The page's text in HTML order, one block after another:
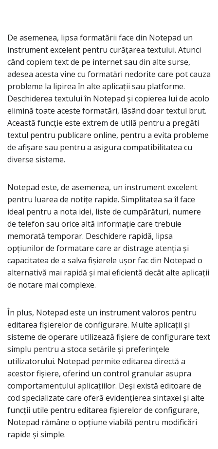
De asemenea, lipsa formatării face din Notepad un
instrument excelent pentru curățarea textului. Atunci
când copiem text de pe internet sau din alte surse,
adesea acesta vine cu formatări nedorite care pot cauza
probleme la lipirea în alte aplicații sau platforme.
Deschiderea textului în Notepad și copierea lui de acolo
elimină toate aceste formatări, lăsând doar textul brut.
Această funcție este extrem de utilă pentru a pregăti
textul pentru publicare online, pentru a evita probleme
de afișare sau pentru a asigura compatibilitatea cu
diverse sisteme.
Notepad este, de asemenea, un instrument excelent
pentru luarea de notițe rapide. Simplitatea sa îl face
ideal pentru a nota idei, liste de cumpărături, numere
de telefon sau orice altă informație care trebuie
memorată temporar. Deschidere rapidă, lipsa
opțiunilor de formatare care ar distrage atenția și
capacitatea de a salva fișierele ușor fac din Notepad o
alternativă mai rapidă și mai eficientă decât alte aplicații
de notare mai complexe.
În plus, Notepad este un instrument valoros pentru
editarea fișierelor de configurare. Multe aplicații și
sisteme de operare utilizează fișiere de configurare text
simplu pentru a stoca setările și preferințele
utilizatorului. Notepad permite editarea directă a
acestor fișiere, oferind un control granular asupra
comportamentului aplicațiilor. Deși există editoare de
cod specializate care oferă evidențierea sintaxei și alte
funcții utile pentru editarea fișierelor de configurare,
Notepad rămâne o opțiune viabilă pentru modificări
rapide și simple.